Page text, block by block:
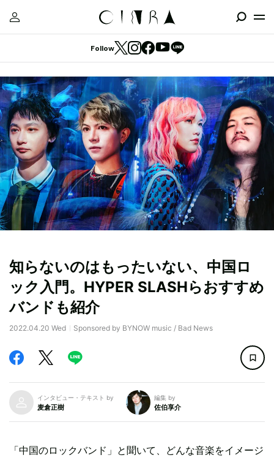
Follow
知らないのはもったいない、中国ロ
ック入門。HYPER SLASHらおすすめ
バンドも紹介
2022.04.20 Wed Sponsored by BYNOW music / Bad News
インタビュー・テキスト by
麦倉正樹
編集 by
佐伯享介
「中国のロックバンド」と聞いて、どんな音楽をイメージ